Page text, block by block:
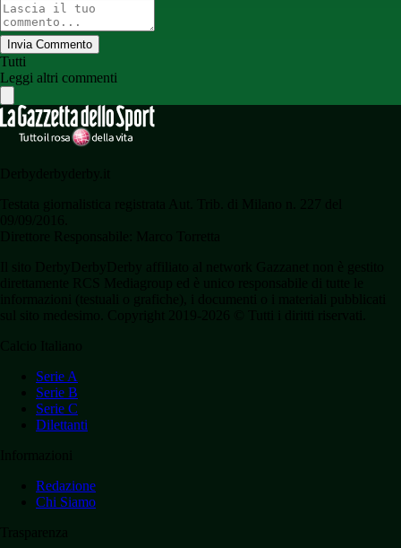
Invia Commento
Tutti
Leggi altri commenti
Serie A
Serie B
Serie C
Dilettanti
Redazione
Chi Siamo